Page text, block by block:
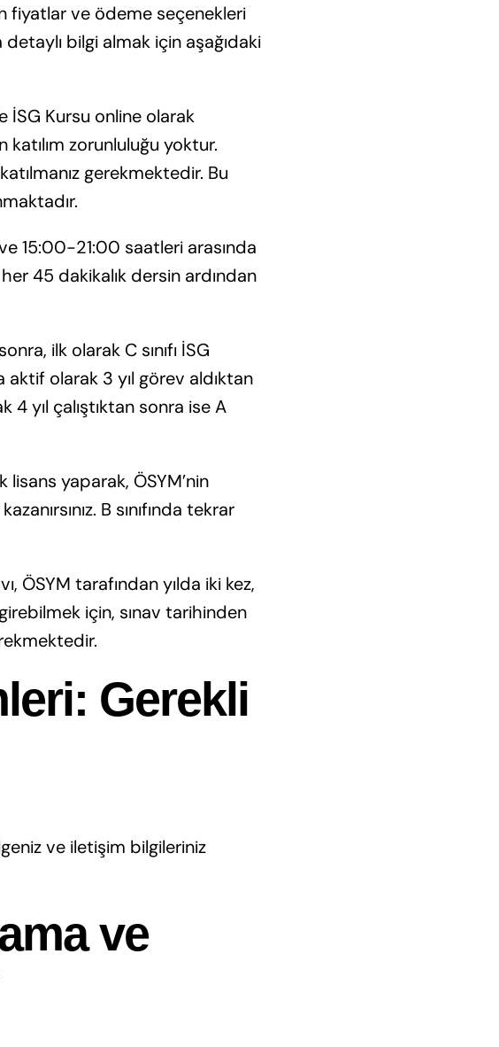
fiyatlar ve ödeme seçenekleri
bilgi almak için aşağıdaki
İSG Kursu online olarak
zorunluluğu yoktur.
gerekmektedir. Bu
15:00-21:00 saatleri arasında
45 dakikalık dersin ardından
ilk olarak C sınıfı İSG
aktif olarak 3 yıl görev aldıktan
4 yıl çalıştıktan sonra ise A
lisans yaparak, ÖSYM’nin
B sınıfında tekrar
ÖSYM tarafından yılda iki kez,
için, sınav tarihinden
Gerekli
ve iletişim bilgileriniz
ve